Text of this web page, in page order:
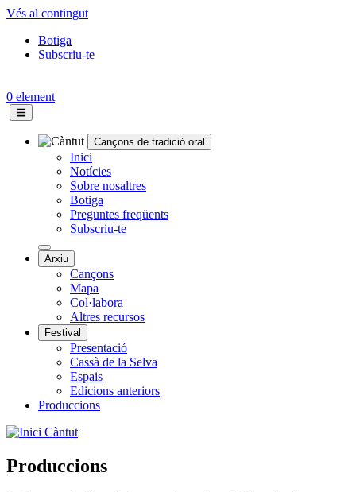
Vés al contingut
Topbar
Botiga
Subscriu-te
0 element
Navegació
principal
Cançons de tradició oral
Inici
Notícies
Sobre nosaltres
Botiga
Preguntes freqüents
Subscriu-te
Arxiu
Cançons
Mapa
Col·labora
Altres recursos
Festival
Presentació
Cassà de la Selva
Espais
Edicions anteriors
Produccions
Càntut
Produccions